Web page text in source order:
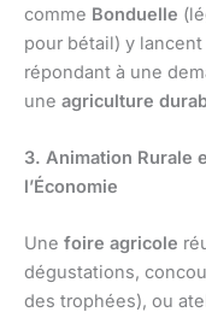
comme Bonduelle
pour bétail) y
répondant à une
une agriculture
3. Animation Rurale
l’Économie
Une foire agricole
dégustations,
des trophées), ou